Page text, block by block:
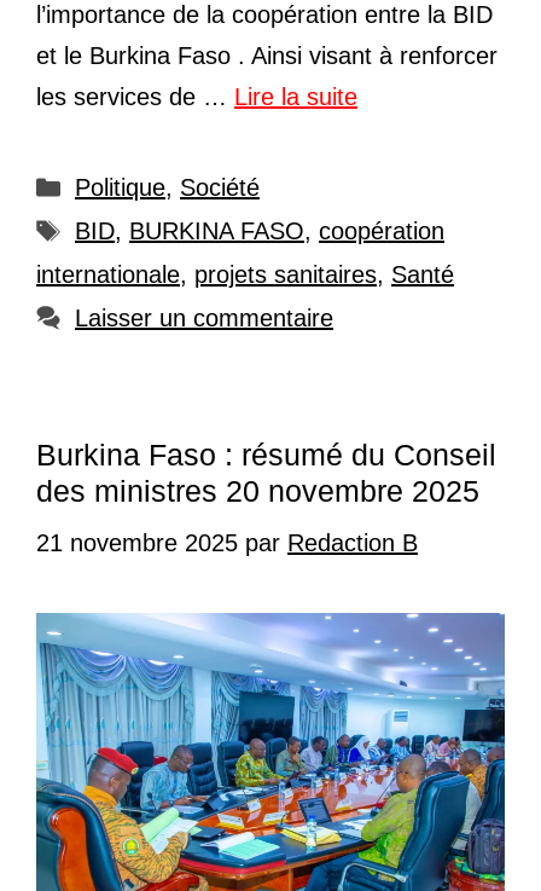
l’importance de la coopération entre la BID
et le Burkina Faso . Ainsi visant à renforcer
les services de … Lire la suite
Catégories
Politique, Société
Étiquettes
BID, BURKINA FASO, coopération
internationale, projets sanitaires, Santé
Laisser un commentaire
Burkina Faso : résumé du Conseil
des ministres 20 novembre 2025
21 novembre 2025 par Redaction B